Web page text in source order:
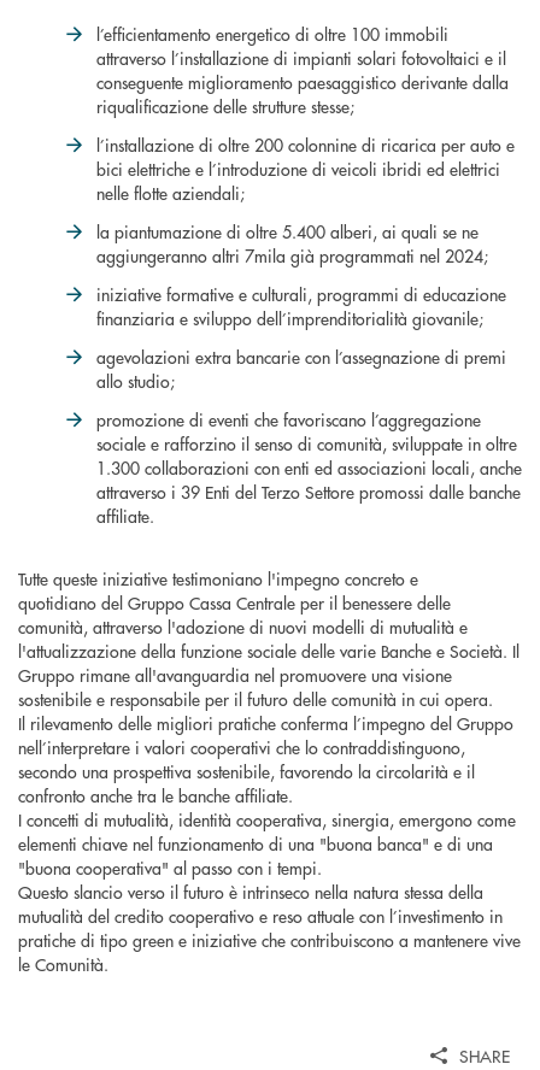
l’efficientamento energetico di oltre 100 immobili
attraverso l’installazione di impianti solari fotovoltaici e il
conseguente miglioramento paesaggistico derivante dalla
riqualificazione delle strutture stesse;
l’installazione di oltre 200 colonnine di ricarica per auto e
bici elettriche e l’introduzione di veicoli ibridi ed elettrici
nelle flotte aziendali;
la piantumazione di oltre 5.400 alberi, ai quali se ne
aggiungeranno altri 7mila già programmati nel 2024;
iniziative formative e culturali, programmi di educazione
finanziaria e sviluppo dell’imprenditorialità giovanile;
agevolazioni extra bancarie con l’assegnazione di premi
allo studio;
promozione di eventi che favoriscano l’aggregazione
sociale e rafforzino il senso di comunità, sviluppate in oltre
1.300 collaborazioni con enti ed associazioni locali, anche
attraverso i 39 Enti del Terzo Settore promossi dalle banche
affiliate.
Tutte queste iniziative testimoniano l'impegno concreto e
quotidiano del Gruppo Cassa Centrale per il benessere delle
comunità, attraverso l'adozione di nuovi modelli di mutualità e
l'attualizzazione della funzione sociale delle varie Banche e Società. Il
Gruppo rimane all'avanguardia nel promuovere una visione
sostenibile e responsabile per il futuro delle comunità in cui opera.
Il rilevamento delle migliori pratiche conferma l’impegno del Gruppo
nell’interpretare i valori cooperativi che lo contraddistinguono,
secondo una prospettiva sostenibile, favorendo la circolarità e il
confronto anche tra le banche affiliate.
I concetti di mutualità, identità cooperativa, sinergia, emergono come
elementi chiave nel funzionamento di una "buona banca" e di una
"buona cooperativa" al passo con i tempi.
Questo slancio verso il futuro è intrinseco nella natura stessa della
mutualità del credito cooperativo e reso attuale con l’investimento in
pratiche di tipo green e iniziative che contribuiscono a mantenere vive
le Comunità.
SHARE